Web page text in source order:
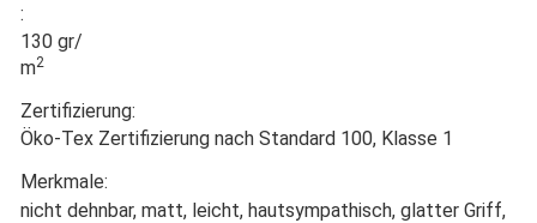
:
130 gr/
m2
Zertifizierung:
Öko-Tex Zertifizierung nach Standard 100, Klasse 1
Merkmale:
nicht dehnbar, matt, leicht, hautsympathisch, glatter Griff,